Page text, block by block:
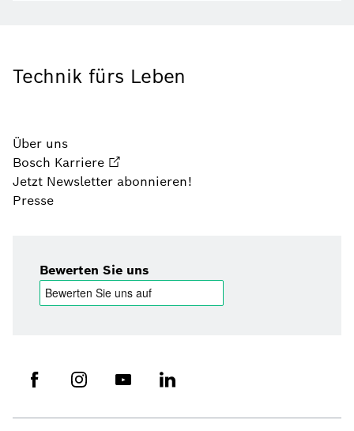
Technik fürs Leben
Über uns
Bosch Karriere
Jetzt Newsletter abonnieren!
Presse
Bewerten Sie uns